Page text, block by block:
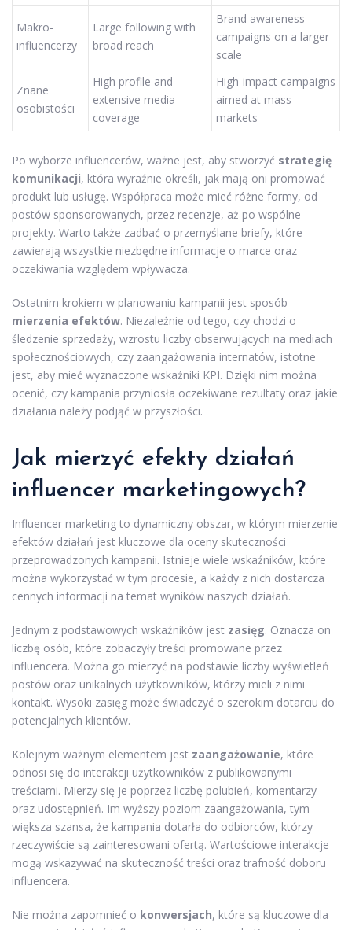
Makro-
influencerzy
Large following with
broad reach
Brand awareness
campaigns on a larger
scale
Znane
osobistości
High profile and
extensive media
coverage
High-impact campaigns
aimed at mass
markets
Po wyborze influencerów, ważne jest, aby stworzyć strategię
komunikacji, która wyraźnie określi, jak mają oni promować
produkt lub usługę. Współpraca może mieć różne formy, od
postów sponsorowanych, przez recenzje, aż po wspólne
projekty. Warto także zadbać o przemyślane briefy, które
zawierają wszystkie niezbędne informacje o marce oraz
oczekiwania względem wpływacza.
Ostatnim krokiem w planowaniu kampanii jest sposób
mierzenia efektów. Niezależnie od tego, czy chodzi o
śledzenie sprzedaży, wzrostu liczby obserwujących na mediach
społecznościowych, czy zaangażowania internatów, istotne
jest, aby mieć wyznaczone wskaźniki KPI. Dzięki nim można
ocenić, czy kampania przyniosła oczekiwane rezultaty oraz jakie
działania należy podjąć w przyszłości.
Jak mierzyć efekty działań
influencer marketingowych?
Influencer marketing to dynamiczny obszar, w którym mierzenie
efektów działań jest kluczowe dla oceny skuteczności
przeprowadzonych kampanii. Istnieje wiele wskaźników, które
można wykorzystać w tym procesie, a każdy z nich dostarcza
cennych informacji na temat wyników naszych działań.
Jednym z podstawowych wskaźników jest zasięg. Oznacza on
liczbę osób, które zobaczyły treści promowane przez
influencera. Można go mierzyć na podstawie liczby wyświetleń
postów oraz unikalnych użytkowników, którzy mieli z nimi
kontakt. Wysoki zasięg może świadczyć o szerokim dotarciu do
potencjalnych klientów.
Kolejnym ważnym elementem jest zaangażowanie, które
odnosi się do interakcji użytkowników z publikowanymi
treściami. Mierzy się je poprzez liczbę polubień, komentarzy
oraz udostępnień. Im wyższy poziom zaangażowania, tym
większa szansa, że kampania dotarła do odbiorców, którzy
rzeczywiście są zainteresowani ofertą. Wartościowe interakcje
mogą wskazywać na skuteczność treści oraz trafność doboru
influencera.
Nie można zapomnieć o konwersjach, które są kluczowe dla